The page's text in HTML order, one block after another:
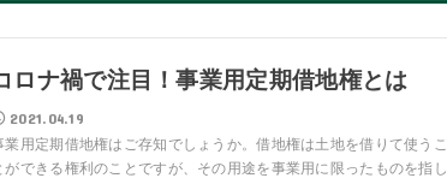
ロナ禍で注目！事業用定期借地権とは
2021.04.19
業用定期借地権はご存知でしょうか。借地権は土地を借りて使うこ
ができる権利のことですが、その用途を事業用に限ったものを指し